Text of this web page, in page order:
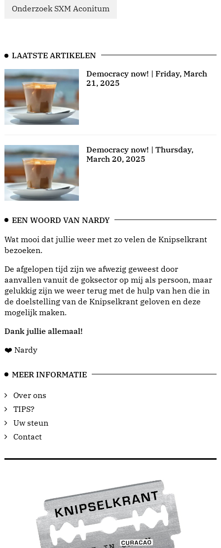
Onderzoek SXM Aconitum
LAATSTE ARTIKELEN
Democracy now! | Friday, March
21, 2025
Democracy now! | Thursday,
March 20, 2025
EEN WOORD VAN NARDY
Wat mooi dat jullie weer met zo velen de Knipselkrant
bezoeken.
De afgelopen tijd zijn we afwezig geweest door
aanvallen vanuit de goksector op mij als persoon, maar
gelukkig zijn we weer terug met de hulp van hen die in
de doelstelling van de Knipselkrant geloven en deze
mogelijk maken.
Dank jullie allemaal!
❤️ Nardy
MEER INFORMATIE
Over ons
TIPS?
Uw steun
Contact